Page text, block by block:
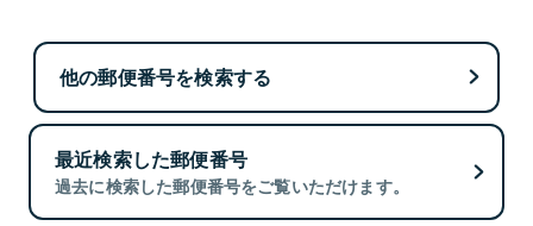
他の郵便番号を検索する
最近検索した郵便番号
過去に検索した郵便番号をご覧いただけます。